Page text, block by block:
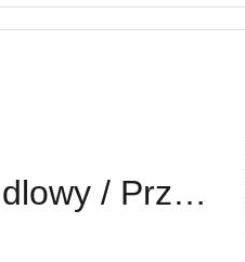
Przedstawiciel Handlowy / Przedstawicielka Handlowa (Branża TSL)